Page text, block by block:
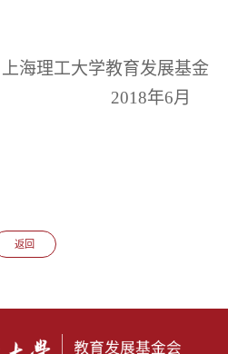
上海理工大学教育发展基金
2018年6月
返回